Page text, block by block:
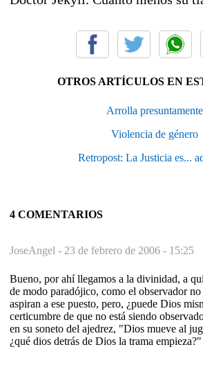
OTROS ARTÍCULOS EN
Arrolla presuntamente
Violencia de género
Retropost: La Justicia es...
4 COMENTARIOS
JoseAngel - 23 de febrero de 2006 - 15:25
Bueno, por ahí llegamos a la divinidad, a
de modo paradójico, como el observador
aspiran a ese puesto, pero, ¿puede Dios
certicumbre de que no está siendo
en su soneto del ajedrez, "Dios mueve al
¿qué dios detrás de Dios la trama empieza?"